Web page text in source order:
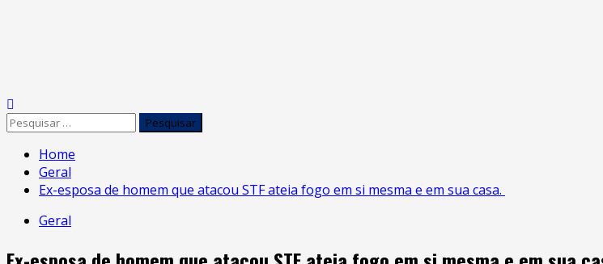
content
Primary
Menu
Pesquisar
Home
Geral
Ex-esposa de homem que atacou STF ateia fogo em si mesma e em sua casa.
Geral